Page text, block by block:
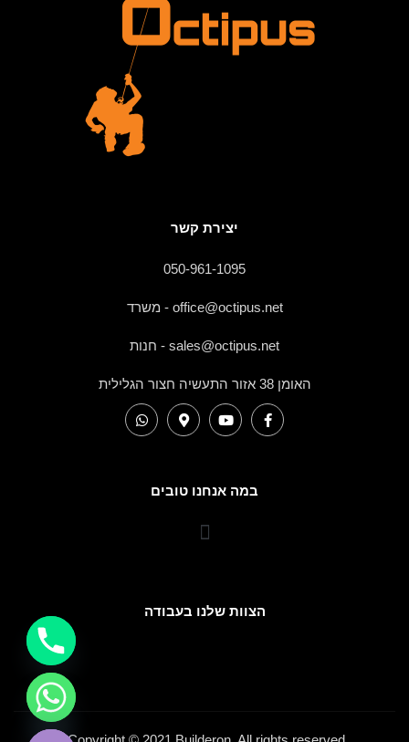
יצירת קשר
050-961-1095
office@octipus.net - משרד
sales@octipus.net - חנות
האומן 38 אזור התעשיה חצור הגלילית
במה אנחנו טובים
הצוות שלנו בעבודה
HIDE CHATY